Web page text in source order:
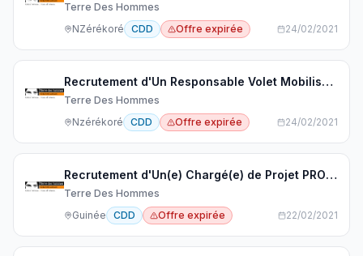
Terre Des Hommes
NZérékoré
CDD Offre expirée 24/02/2021
Recrutement d'Un Responsable Volet Mobilisation Communautaire - Urgence EBOLA
Terre Des Hommes
Nzérékoré
CDD Offre expirée 24/02/2021
Recrutement d'Un(e) Chargé(e) de Projet PROTEJEM
Terre Des Hommes
Guinée
CDD Offre expirée 22/02/2021